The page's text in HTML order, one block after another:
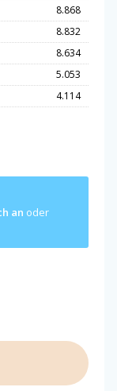
8.868
8.832
8.634
5.053
4.114
an oder